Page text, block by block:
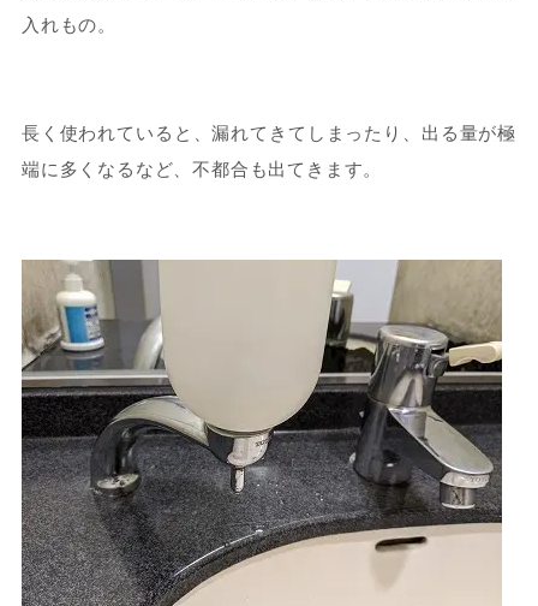
入れもの。
長く使われていると、漏れてきてしまったり、出る量が極
端に多くなるなど、不都合も出てきます。